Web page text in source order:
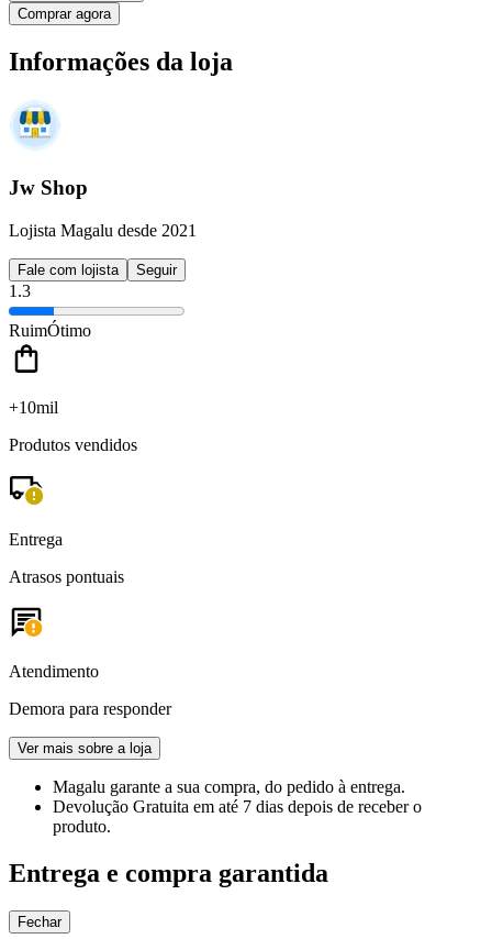
Comprar agora
Informações da loja
Jw Shop
Lojista Magalu desde 2021
Fale com lojista Seguir
1.3
RuimÓtimo
+10mil
Produtos vendidos
Entrega
Atrasos pontuais
Atendimento
Demora para responder
Ver mais sobre a loja
Magalu garante a sua compra, do pedido à entrega.
Devolução Gratuita em até 7 dias depois de receber o
produto.
Entrega e compra garantida
Fechar